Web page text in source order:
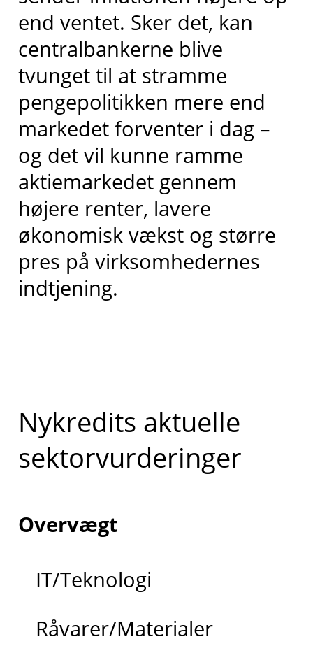
end ventet. Sker det, kan
centralbankerne blive
tvunget til at stramme
pengepolitikken mere end
markedet forventer i dag –
og det vil kunne ramme
aktiemarkedet gennem
højere renter, lavere
økonomisk vækst og større
pres på virksomhedernes
indtjening.
Nykredits aktuelle
sektorvurderinger
Overvægt
IT/Teknologi
Råvarer/Materialer